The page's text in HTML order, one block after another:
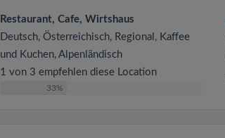
Restaurant, Cafe, Wirtshaus
Deutsch, Österreichisch, Regional, Kaffee
und Kuchen, Alpenländisch
1 von 3 empfehlen diese Location
33%